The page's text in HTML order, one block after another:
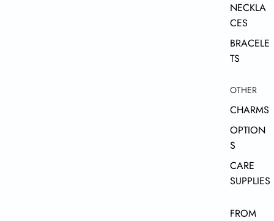
NECKLA
CES
BRACELE
TS
OTHER
CHARMS
OPTION
S
CARE
SUPPLIES
FROM